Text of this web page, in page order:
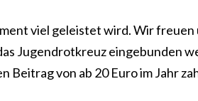
viel geleistet wird. Wir freuen
Jugendrotkreuz eingebunden
Beitrag von ab 20 Euro im Jahr